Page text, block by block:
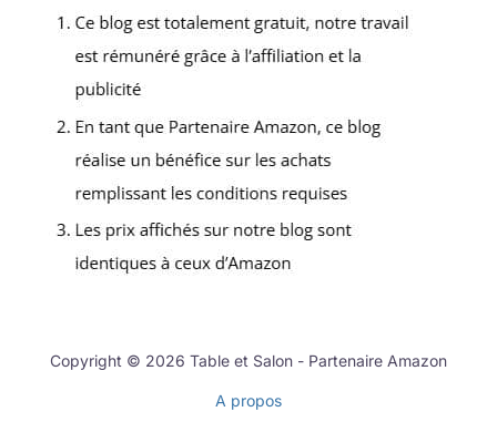
Copyright © 2026 Table et Salon - Partenaire Amazon
A propos